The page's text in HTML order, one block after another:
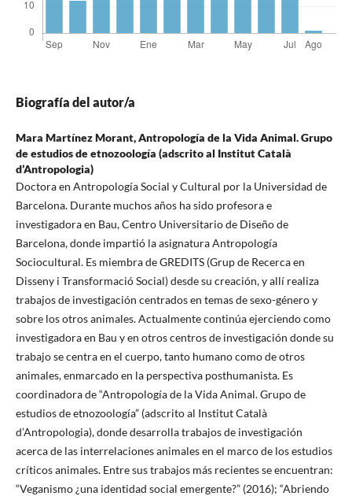
Biografía del autor/a
Mara Martínez Morant,Antropología de la Vida Animal. Grupo
de estudios de etnozoología (adscrito al Institut Català
d’Antropologia)
Doctora en Antropología Social y Cultural por la Universidad de
Barcelona. Durante muchos años ha sido profesora e
investigadora en Bau, Centro Universitario de Diseño de
Barcelona, donde impartió la asignatura Antropología
Sociocultural. Es miembra de GREDITS (Grup de Recerca en
Disseny i Transformació Social) desde su creación, y allí realiza
trabajos de investigación centrados en temas de sexo-género y
sobre los otros animales. Actualmente continúa ejerciendo como
investigadora en Bau y en otros centros de investigación donde su
trabajo se centra en el cuerpo, tanto humano como de otros
animales, enmarcado en la perspectiva posthumanista. Es
coordinadora de “Antropología de la Vida Animal. Grupo de
estudios de etnozoología” (adscrito al Institut Català
d’Antropologia), donde desarrolla trabajos de investigación
acerca de las interrelaciones animales en el marco de los estudios
críticos animales. Entre sus trabajos más recientes se encuentran:
“Veganismo ¿una identidad social emergente?” (2016); “Abriendo